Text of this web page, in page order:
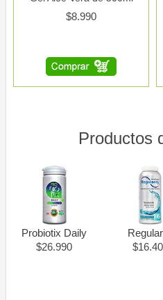
$8.990
Productos
Probiotix Daily
$26.990